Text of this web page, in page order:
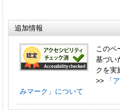
追加情報
このペ
基づい
クを実
>>
「
みマーク」について